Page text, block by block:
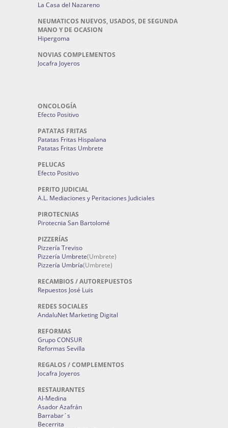
La Casa del Nazareno
NEUMATICOS NUEVOS, USADOS, DE SEGUNDA
MANO Y DE OCASION
Hipergoma
NOVIAS COMPLEMENTOS
Jocafra Joyeros
ONCOLOGÍA
Efecto Positivo
PATATAS FRITAS
Patatas Fritas Hispalana
Patatas Fritas Umbrete
PELUCAS
Efecto Positivo
PERITO JUDICIAL
A.L. Mediaciones y Peritaciones Judiciales
PIROTECNIAS
Pirotecnia San Bartolomé
PIZZERÍAS
Pizzería Treviso
Pizzería Umbrete(Umbrete)
Pizzería Umbría(Umbrete)
RECAMBIOS / AUTOREPUESTOS
Repuestos José Luis
REDES SOCIALES
AndaluNet Marketing Digital
REFORMAS
Grupo CONSUR
Reformas Sevilla
REGALOS / COMPLEMENTOS
Jocafra Joyeros
RESTAURANTES
Al-Medina
Asador Azafrán
Barrabar´s
Becerrita